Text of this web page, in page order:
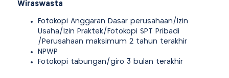
Wiraswasta
Fotokopi Anggaran Dasar perusahaan/Izin
Usaha/Izin Praktek/Fotokopi SPT Pribadi
/Perusahaan maksimum 2 tahun terakhir
NPWP
Fotokopi tabungan/giro 3 bulan terakhir